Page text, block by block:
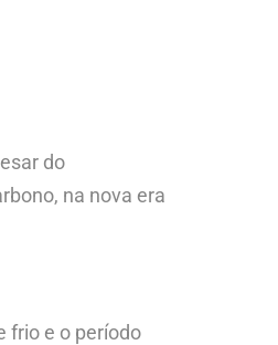
do
na nova era
frio e o período